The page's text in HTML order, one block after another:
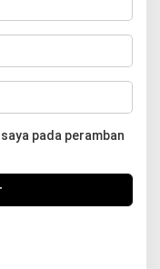
pada peramban